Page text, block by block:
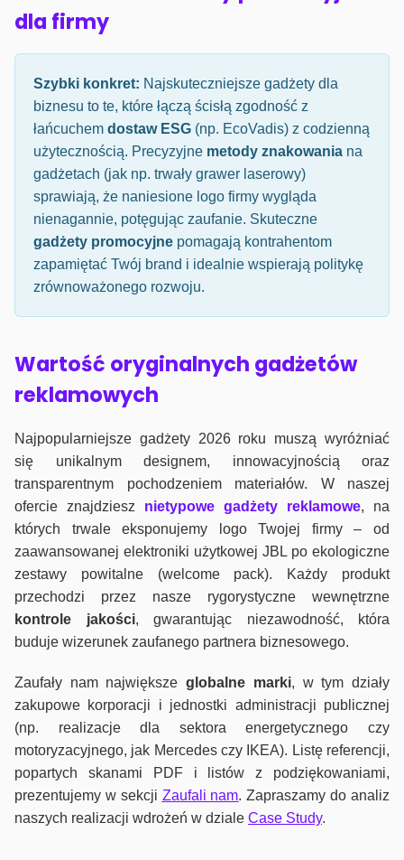
dla firmy
Szybki konkret: Najskuteczniejsze gadżety dla
biznesu to te, które łączą ścisłą zgodność z
łańcuchem dostaw ESG (np. EcoVadis) z codzienną
użytecznością. Precyzyjne metody znakowania na
gadżetach (jak np. trwały grawer laserowy)
sprawiają, że naniesione logo firmy wygląda
nienagannie, potęgując zaufanie. Skuteczne
gadżety promocyjne pomagają kontrahentom
zapamiętać Twój brand i idealnie wspierają politykę
zrównoważonego rozwoju.
Wartość oryginalnych gadżetów
reklamowych
Najpopularniejsze gadżety 2026 roku muszą wyróżniać
się unikalnym designem, innowacyjnością oraz
transparentnym pochodzeniem materiałów. W naszej
ofercie znajdziesz nietypowe gadżety reklamowe, na
których trwale eksponujemy logo Twojej firmy – od
zaawansowanej elektroniki użytkowej JBL po ekologiczne
zestawy powitalne (welcome pack). Każdy produkt
przechodzi przez nasze rygorystyczne wewnętrzne
kontrole jakości, gwarantując niezawodność, która
buduje wizerunek zaufanego partnera biznesowego.
Zaufały nam największeglobalne marki, w tym działy
zakupowe korporacji i jednostki administracji publicznej
(np. realizacje dla sektora energetycznego czy
motoryzacyjnego, jak Mercedes czy IKEA). Listę referencji,
popartych skanami PDF i listów z podziękowaniami,
prezentujemy w sekcji Zaufali nam. Zapraszamy do analiz
naszych realizacji wdrożeń w dziale Case Study.